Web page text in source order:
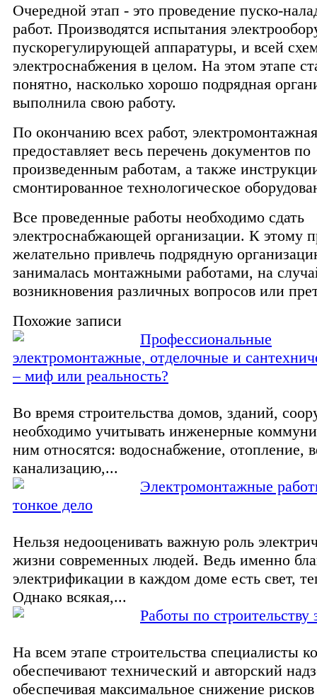
Очередной этап - это проведение пуско-
работ. Производятся испытания
пускорегулирующей аппаратуры, и всей
электроснабжения в целом. На этом этапе
понятно, насколько хорошо подрядная
выполнила свою работу.
По окончанию всех работ,
предоставляет весь перечень документов по
произведенным работам, а также
смонтированное технологическое
Все проведенные работы необходимо сдать
электроснабжающей организации. К этому
желательно привлечь подрядную
занималась монтажными работами, на
возникновения различных вопросов или
Похожие записи
Профессиональные
электромонтажные, отделочные и
– миф или реальность?
Во время строительства домов, зданий,
необходимо учитывать инженерные
ним относятся: водоснабжение, отопление,
канализацию,...
Электромонтажные
тонкое дело
Нельзя недооценивать важную роль
жизни современных людей. Ведь именно
электрификации в каждом доме есть свет,
Однако всякая,...
Работы по строительству
На всем этапе строительства специалисты
обеспечивают технический и авторский
обеспечивая максимальное снижение